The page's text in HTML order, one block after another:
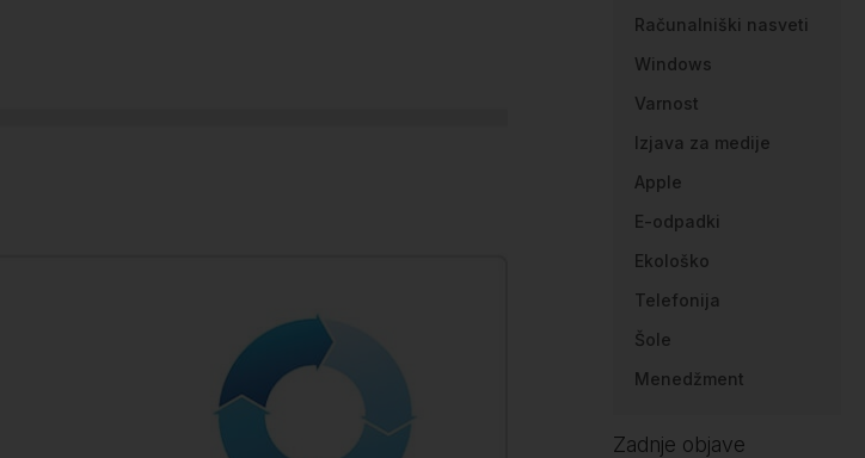
Računalniški nasveti
Windows
Varnost
Izjava za medije
Apple
E-odpadki
Ekološko
Telefonija
Šole
Menedžment
Zadnje objave